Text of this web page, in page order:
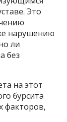
Это
нарушению
ли
без
на этот
бурсита
факторов,